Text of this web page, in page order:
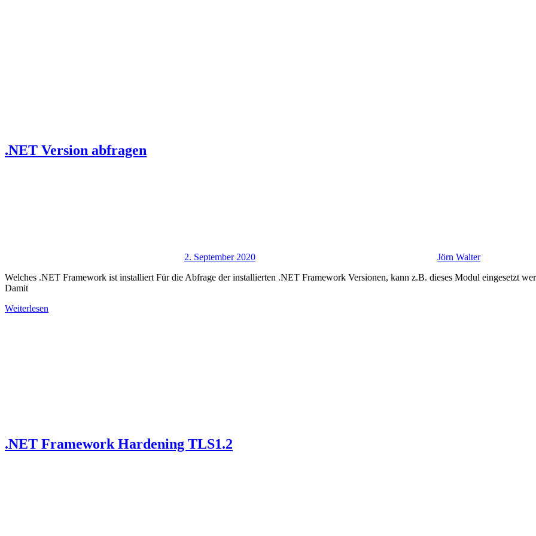
.NET Version abfragen
2. September 2020 Jörn Walter
Welches .NET Framework ist installiert Für die Abfrage der installierten .NET Framework Versionen, kann z.B. dieses Modul eingesetzt
Damit
Weiterlesen
.NET Framework Hardening TLS1.2